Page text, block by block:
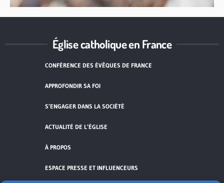
Église catholique en France
CONFÉRENCE DES ÉVÊQUES DE FRANCE
APPROFONDIR SA FOI
S’ENGAGER DANS LA SOCIÉTÉ
ACTUALITÉ DE L’ÉGLISE
À PROPOS
ESPACE PRESSE ET INFLUENCEURS